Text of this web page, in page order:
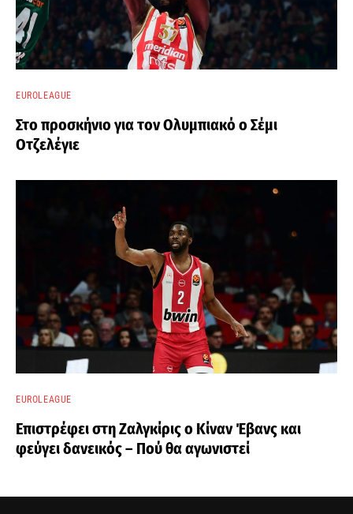
EUROLEAGUE
Στο προσκήνιο για τον Ολυμπιακό ο Σέμι
Οτζελέγιε
EUROLEAGUE
Επιστρέφει στη Ζαλγκίρις ο Κίναν Έβανς και
φεύγει δανεικός – Πού θα αγωνιστεί